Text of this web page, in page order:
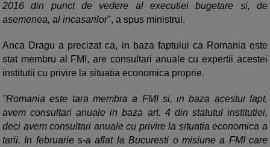
2016 din punct de vedere al executiei bugetare si, de
asemenea, al incasarilor", a spus ministrul.
Anca Dragu a precizat ca, in baza faptului ca Romania este
stat membru al FMI, are consultari anuale cu expertii acestei
institutii cu privire la situatia economica proprie.
"Romania este tara membra a FMI si, in baza acestui fapt,
avem consultari anuale in baza art. 4 din statutul institutiei,
deci avem consultari anuale cu privire la situatia economica a
tarii. In februarie s-a aflat la Bucuresti o misiune a FMI care